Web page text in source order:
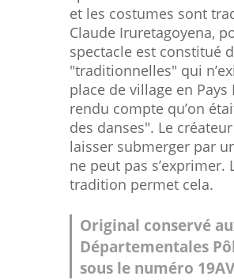
et les costumes sont
Claude Iruretagoyena,
spectacle est constitué
"traditionnelles" qui
place de village en Pays
rendu compte qu’on
des danses". Le
laisser submerger par
ne peut pas s’exprimer.
tradition permet cela.
Original conservé
Départementales
sous le numéro